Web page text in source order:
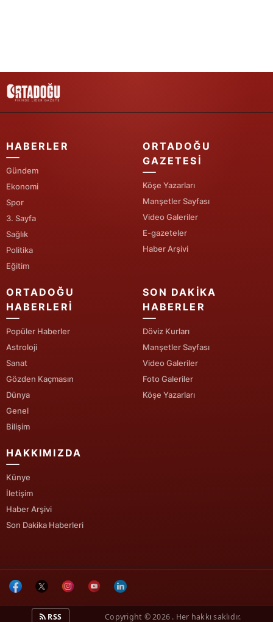
HABERLER
Gündem
Ekonomi
Spor
3. Sayfa
Sağlık
Politika
Eğitim
ORTADOĞU
GAZETESI
Köşe Yazarları
Manşetler Sayfası
Video Galeriler
E-gazeteler
Haber Arşivi
ORTADOĞU
HABERLERI
Popüler Haberler
Astroloji
Sanat
Gözden Kaçmasın
Dünya
Genel
Bilişim
SON DAKIKA
HABERLER
Döviz Kurları
Manşetler Sayfası
Video Galeriler
Foto Galeriler
Köşe Yazarları
HAKKIMIZDA
Künye
İletişim
Haber Arşivi
Son Dakika Haberleri
RSS Copyright © 2026 . Her hakkı saklıdır.